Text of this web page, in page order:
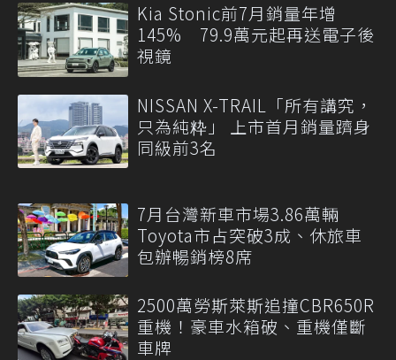
Kia Stonic前7月銷量年增
145% 79.9萬元起再送電子後
視鏡
NISSAN X-TRAIL「所有講究，
只為純粋」 上市首月銷量躋身
同級前3名
7月台灣新車市場3.86萬輛
Toyota市占突破3成、休旅車
包辦暢銷榜8席
2500萬勞斯萊斯追撞CBR650R
重機！豪車水箱破、重機僅斷
車牌